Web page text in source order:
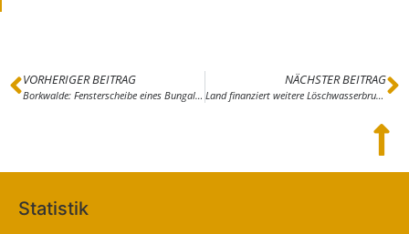
VORHERIGER BEITRAG
Borkwalde: Fensterscheibe eines Bungalows beschädigt
NÄCHSTER BEITRAG
Land finanziert weitere Löschwasserbrunnen im Beelitzer Stadtwald
Statistik